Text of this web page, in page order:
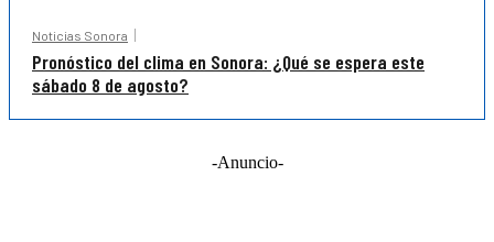
Noticias Sonora
Pronóstico del clima en Sonora: ¿Qué se espera este
sábado 8 de agosto?
-Anuncio-